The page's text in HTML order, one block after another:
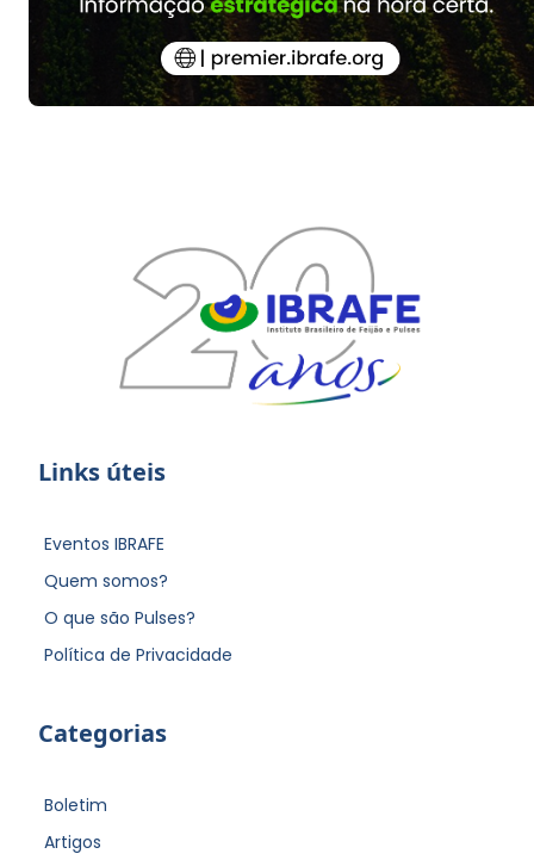
Links úteis
Eventos IBRAFE
Quem somos?
O que são Pulses?
Política de Privacidade
Categorias
Boletim
Artigos